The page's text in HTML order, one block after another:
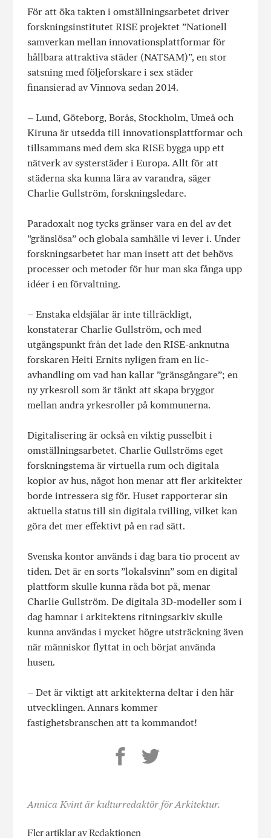
För att öka takten i omställningsarbetet driver
forsknings­­institutet RISEprojektet ”Nationell
samverkan mellan innovationsplattformar för
hållbara attraktiva städer (NATSAM)”, en stor
satsning med följeforskare i sex städer
finansierad av Vinnova sedan 2014.
– Lund, Göteborg, Borås, Stockholm, Umeå och
Kiruna är utsedda till innovationsplattformar och
tillsammans med dem ska RISEbygga upp ett
nätverk av systerstäder i Europa. Allt för att
städerna ska kunna lära av varandra, säger
Charlie Gullström, forsknings­ledare.
Paradoxalt nog tycks gränser vara en del av det
”gränslösa” och globala samhälle vi lever i. Under
forskningsarbetet har man insett att det behövs
processer och metoder för hur man ska fånga upp
idéer i en förvaltning.
– Enstaka eldsjälar är inte tillräckligt,
konstaterar Charlie Gullström, och med
utgångspunkt från det lade den RISE-anknutna
forskaren Heiti Ernits nyligen fram en lic-
avhandling om vad han kallar ”gränsgångare”; en
ny yrkesroll som är tänkt att skapa bryggor
mellan andra yrkesroller på kommunerna.
Digitalisering är också en viktig pusselbit i
omställningsarbetet. Charlie Gullströms eget
forskningstema är virtuella rum och digitala
kopior av hus, något hon menar att fler arkitekter
borde intressera sig för. Huset rapporterar sin
aktuella status till sin digitala tvilling, vilket kan
göra det mer effektivt på en rad sätt.
Svenska kontor används i dag bara tio procent av
tiden. Det är en sorts ”lokalsvinn” som en digital
plattform skulle kunna råda bot på, menar
Charlie Gullström. De digitala 3D-modeller som i
dag hamnar i arkitektens ritningsarkiv skulle
kunna användas i mycket högre utsträckning även
när människor flyttat in och börjat använda
husen.
– Det är viktigt att arkitekterna deltar i den här
utvecklingen. Annars kommer
fastighetsbranschen att ta kommandot!
Annica Kvint är kulturredaktör för Arkitektur.
Fler artiklar av Redaktionen